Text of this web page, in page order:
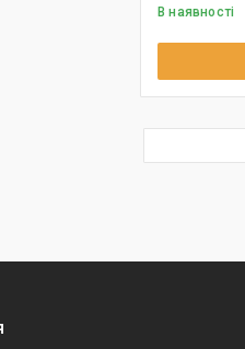
В наявності